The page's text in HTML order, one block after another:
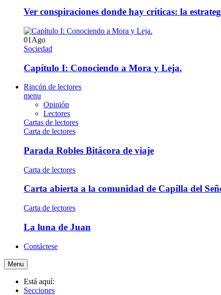
Ver conspiraciones donde hay críticas: la
01 Ago
Sociedad
Capítulo I: Conociendo a Mora y Leja.
Rincón de lectores
menu
Opinión
Lectores
Cartas de lectores
Carta de lectores
Parada Robles Bitácora de viaje
Carta de lectores
Carta abierta a la comunidad de Capilla del
Carta de lectores
La luna de Juan
Contáctese
Menu
Está aquí:
Secciones